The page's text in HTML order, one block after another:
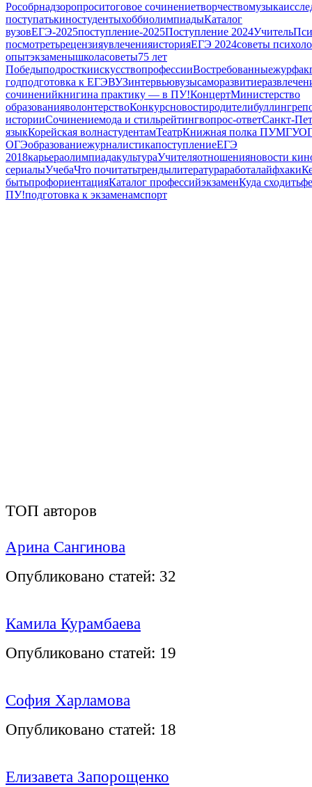
Рособрнадзоропроситоговое сочинениетворчествомузыка
поступатькиностудентыхоббиолимпиадыКаталог
вузовЕГЭ-2025поступление-2025Поступление 2024Учитель
посмотретьрецензияувлеченияисторияЕГЭ 2024советы
опытэкзаменышколасоветы75 лет
ПобедыподросткиискусствопрофессииВостребованныежурфак
годподготовка к ЕГЭВУЗинтервьювузысаморазвитие
сочиненийкнигина практику — в ПУ!КонцертМинистерство
образованияволонтерствоКонкурсновостиродителибуллинг
историиСочинениемода и стильрейтингвопрос-ответСанкт-
языкКорейская волнастудентамТеатрКнижная полка ПУМГУ
ОГЭобразованиежурналистикапоступлениеЕГЭ
2018карьераолимпиадакультураУчителяотношенияновости
сериалыУчебаЧто почитатьтрендылитератураработалайфхаки
бытьпрофориентацияКаталог профессийэкзаменКуда сходить
ПУ!подготовка к экзаменамспорт
ТОП авторов
Арина Сангинова
Опубликовано статей: 32
Камила Курамбаева
Опубликовано статей: 19
София Харламова
Опубликовано статей: 18
Елизавета Запорощенко